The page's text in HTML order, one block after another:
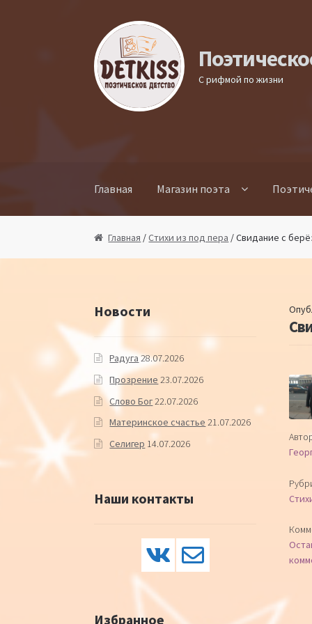
С рифмой по жизни
Главная Магазин поэта
Главная /Стихи из под пера / Свидание с
Новости
Радуга 28.07.2026
Прозрение 23.07.2026
Слово Бог22.07.2026
Материнское счастье 21.07.2026
Селигер 14.07.2026
Наши контакты
Избранное